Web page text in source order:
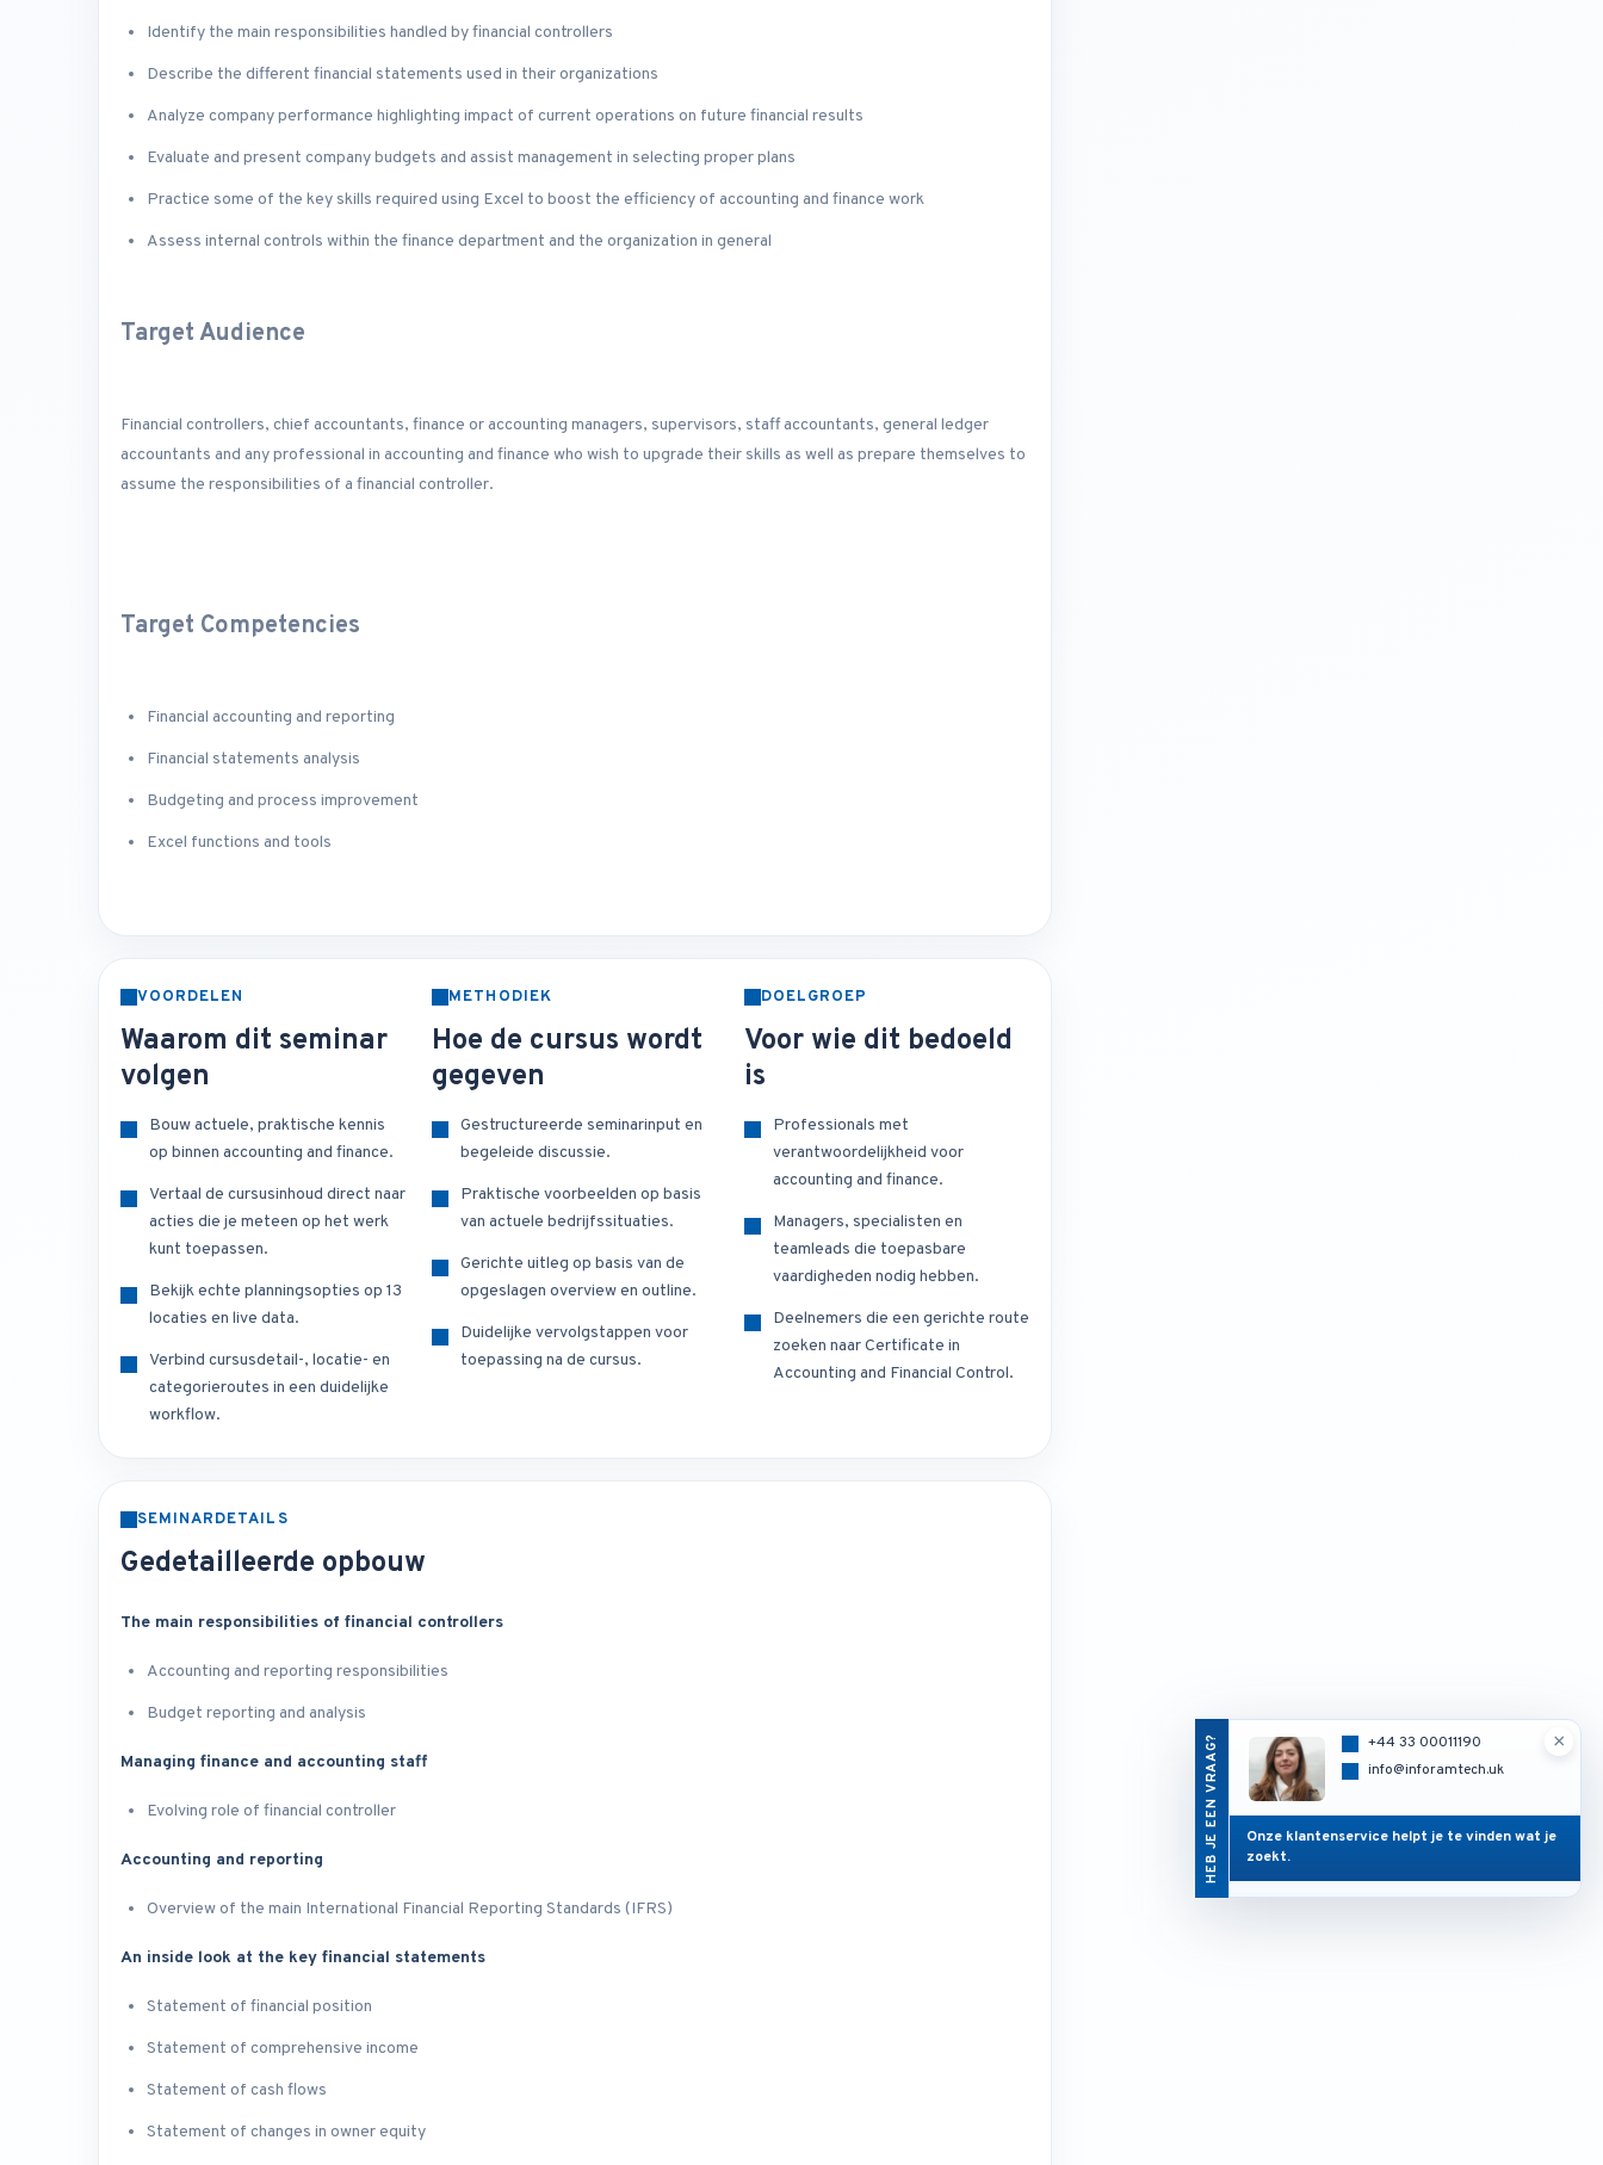
Identify the main responsibilities handled by financial controllers
Describe the different financial statements used in their organizations
Analyze company performance highlighting impact of current operations on future financial results
Evaluate and present company budgets and assist management in selecting proper plans
Practice some of the key skills required using Excel to boost the efficiency of accounting and finance work
Assess internal controls within the finance department and the organization in general
Target Audience
Financial controllers, chief accountants, finance or accounting managers, supervisors, staff accountants, general ledger
accountants and any professional in accounting and finance who wish to upgrade their skills as well as prepare themselves to
assume the responsibilities of a financial controller.
Target Competencies
Financial accounting and reporting
Financial statements analysis
Budgeting and process improvement
Excel functions and tools
VOORDELEN
Waarom dit seminar
volgen
Bouw actuele, praktische kennis
op binnen accounting and finance.
Vertaal de cursusinhoud direct naar
acties die je meteen op het werk
kunt toepassen.
Bekijk echte planningsopties op 13
locaties en live data.
Verbind cursusdetail-, locatie- en
categorieroutes in een duidelijke
workflow.
METHODIEK
Hoe de cursus wordt
gegeven
Gestructureerde seminarinput en
begeleide discussie.
Praktische voorbeelden op basis
van actuele bedrijfssituaties.
Gerichte uitleg op basis van de
opgeslagen overview en outline.
Duidelijke vervolgstappen voor
toepassing na de cursus.
DOELGROEP
Voor wie dit bedoeld
is
Professionals met
verantwoordelijkheid voor
accounting and finance.
Managers, specialisten en
teamleads die toepasbare
vaardigheden nodig hebben.
Deelnemers die een gerichte route
zoeken naar Certificate in
Accounting and Financial Control.
SEMINARDETAILS
Gedetailleerde opbouw
The main responsibilities of financial controllers
Accounting and reporting responsibilities
Budget reporting and analysis
Managing finance and accounting staff
Evolving role of financial controller
Accounting and reporting
Overview of the main International Financial Reporting Standards (IFRS)
An inside look at the key financial statements
Statement of financial position
Statement of comprehensive income
Statement of cash flows
Statement of changes in owner equity
HEB JE EEN VRAAG? ×
+44 33 00011190
info@inforamtech.uk
Onze klantenservice helpt je te vinden wat je
zoekt.